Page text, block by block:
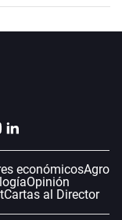
económicosAgro
Opinión
Cartas al Director